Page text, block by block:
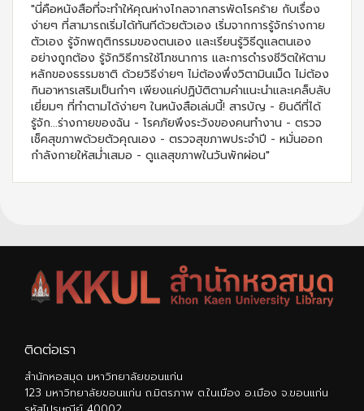
"นี่คือหนังสือที่จะทำให้คุณห่างไกลจากสารพัดโรคร้าย กับเรื่อง
ง่ายๆ ที่สามารถเริ่มได้ทันทีด้วยตัวเอง เริ่มจากการรู้จักร่างกาย
ตัวเอง รู้จักพฤติกรรมของตนเอง และเรียนรู้วิธีดูแลตนเอง
อย่างถูกต้อง รู้จักวิธีการใช้โภชนาการ และการดำรงชีวิตให้ตาม
หลักของธรรมชาติ ด้วยวิธีง่ายๆ ไม่ต้องพึ่งวิตามินเม็ด ไม่ต้อง
กินอาหารเสริมเป็นกำๆ เพียงแค่ปฏิบัติตามคำแนะนำและเคล็บลับ
เยี่ยมๆ ที่ทำตามได้ง่ายๆ ในหนังสือเล่มนี้! สารบัญ - ยินดีที่ได้
รู้จัก...ร่างกายของฉัน - โรคภัยพึงระวังของคนทำงาน - ตรวจ
เช็คสุขภาพด้วยตัวคุณเอง - ตรวจสุขภาพประจำปี - หมั่นออก
กำลังกายให้สม่ำเสมอ - ดูแลสุขภาพในวันพักผ่อน"
ติดต่อเรา
สำนักหอสมุด มหาวิทยาลัยขอนแก่น
123 มหาวิทยาลัยขอนแก่น ถ.มิตรภาพ ต.ในเมือง อ.เมือง จ.ขอนแก่น